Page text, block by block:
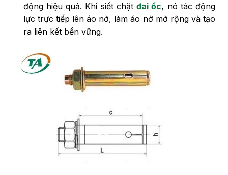
động hiệu quả. Khi siết chặtđai ốc, nó tác động
lực trực tiếp lên áo nở, làm áo nở mở rộng và tạo
ra liên kết bền vững.